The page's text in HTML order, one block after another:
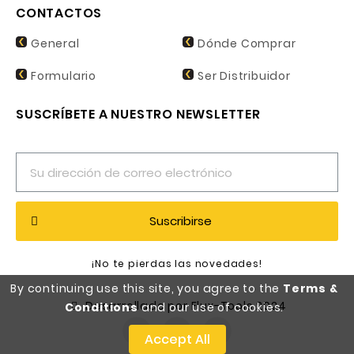
By continuing use this site, you agree to the Terms &
Conditionsand our use of cookies.
Accept All
CONTACTOS
General
Formulario
Dónde Comprar
Ser Distribuidor
SUSCRÍBETE A NUESTRO NEWSLETTER
Suscribirse
¡No te pierdas las novedades!
Desarrollado por Flux-Tools 2024